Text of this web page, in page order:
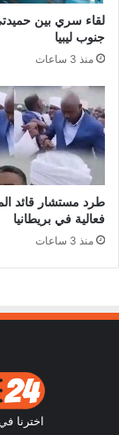
لقاء سري بين
جنوب ليبيا
منذ 3 ساعات
طرد مستشار قائد
فعالية في بريطانيا
منذ 3 ساعات